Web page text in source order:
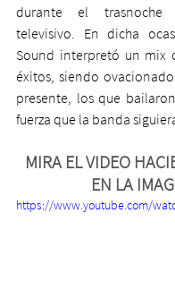
durante el trasnoche
televisivo. En dicha
Sound interpretó un mix
éxitos, siendo
presente, los que
fuerza que la banda
MIRA EL VIDEO
EN LA
https://www.youtube.com/